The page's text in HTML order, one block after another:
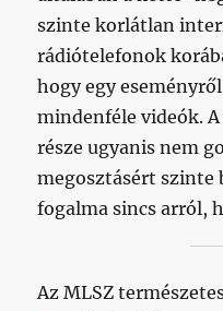
szinte korlátlan
rádiótelefonok
hogy egy
mindenféle videók.
része ugyanis nem
megosztásért szinte
fogalma sincs arról,
Az MLSZ